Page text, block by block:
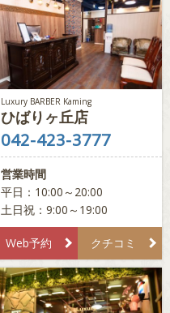
Luxury BARBER Kaming
ひばりヶ丘店
042-423-3777
営業時間
平日：10:00～20:00
土日祝：9:00～19:00
Web予約 クチコミ